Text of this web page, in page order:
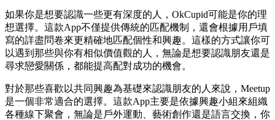
如果你是想要認識一些更有深度的人，OkCupid可能是你的理
想選擇。這款App不僅提供傳統的匹配機制，還會根據用戶填
寫的詳盡問卷來更精確地匹配個性和興趣。這樣的方式讓你可
以遇到那些與你有相似價值觀的人，無論是想要認識朋友還是
尋求戀愛關係，都能提高配對成功的機會。
對於那些喜歡以共同興趣為基礎來認識朋友的人來說，Meetup
是一個非常適合的選擇。這款App主要是依據興趣小組來組織
各種線下聚會，無論是戶外運動、藝術創作還是語言交換，你